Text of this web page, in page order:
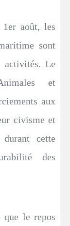
août, les
sont
activités. Le
et
aux
civisme et
cette
des
que le repos